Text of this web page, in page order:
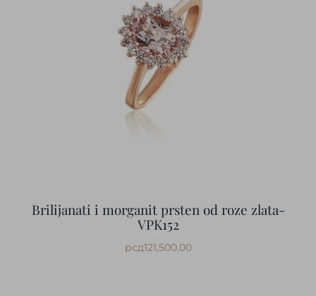
Brilijanati i morganit prsten od roze zlata-
VPK152
рсд121,500.00